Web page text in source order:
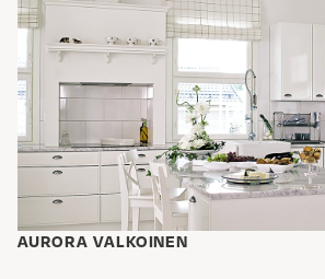
AURORA VALKOINEN